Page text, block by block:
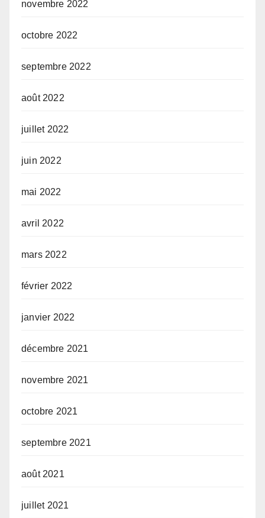
novembre 2022
octobre 2022
septembre 2022
août 2022
juillet 2022
juin 2022
mai 2022
avril 2022
mars 2022
février 2022
janvier 2022
décembre 2021
novembre 2021
octobre 2021
septembre 2021
août 2021
juillet 2021